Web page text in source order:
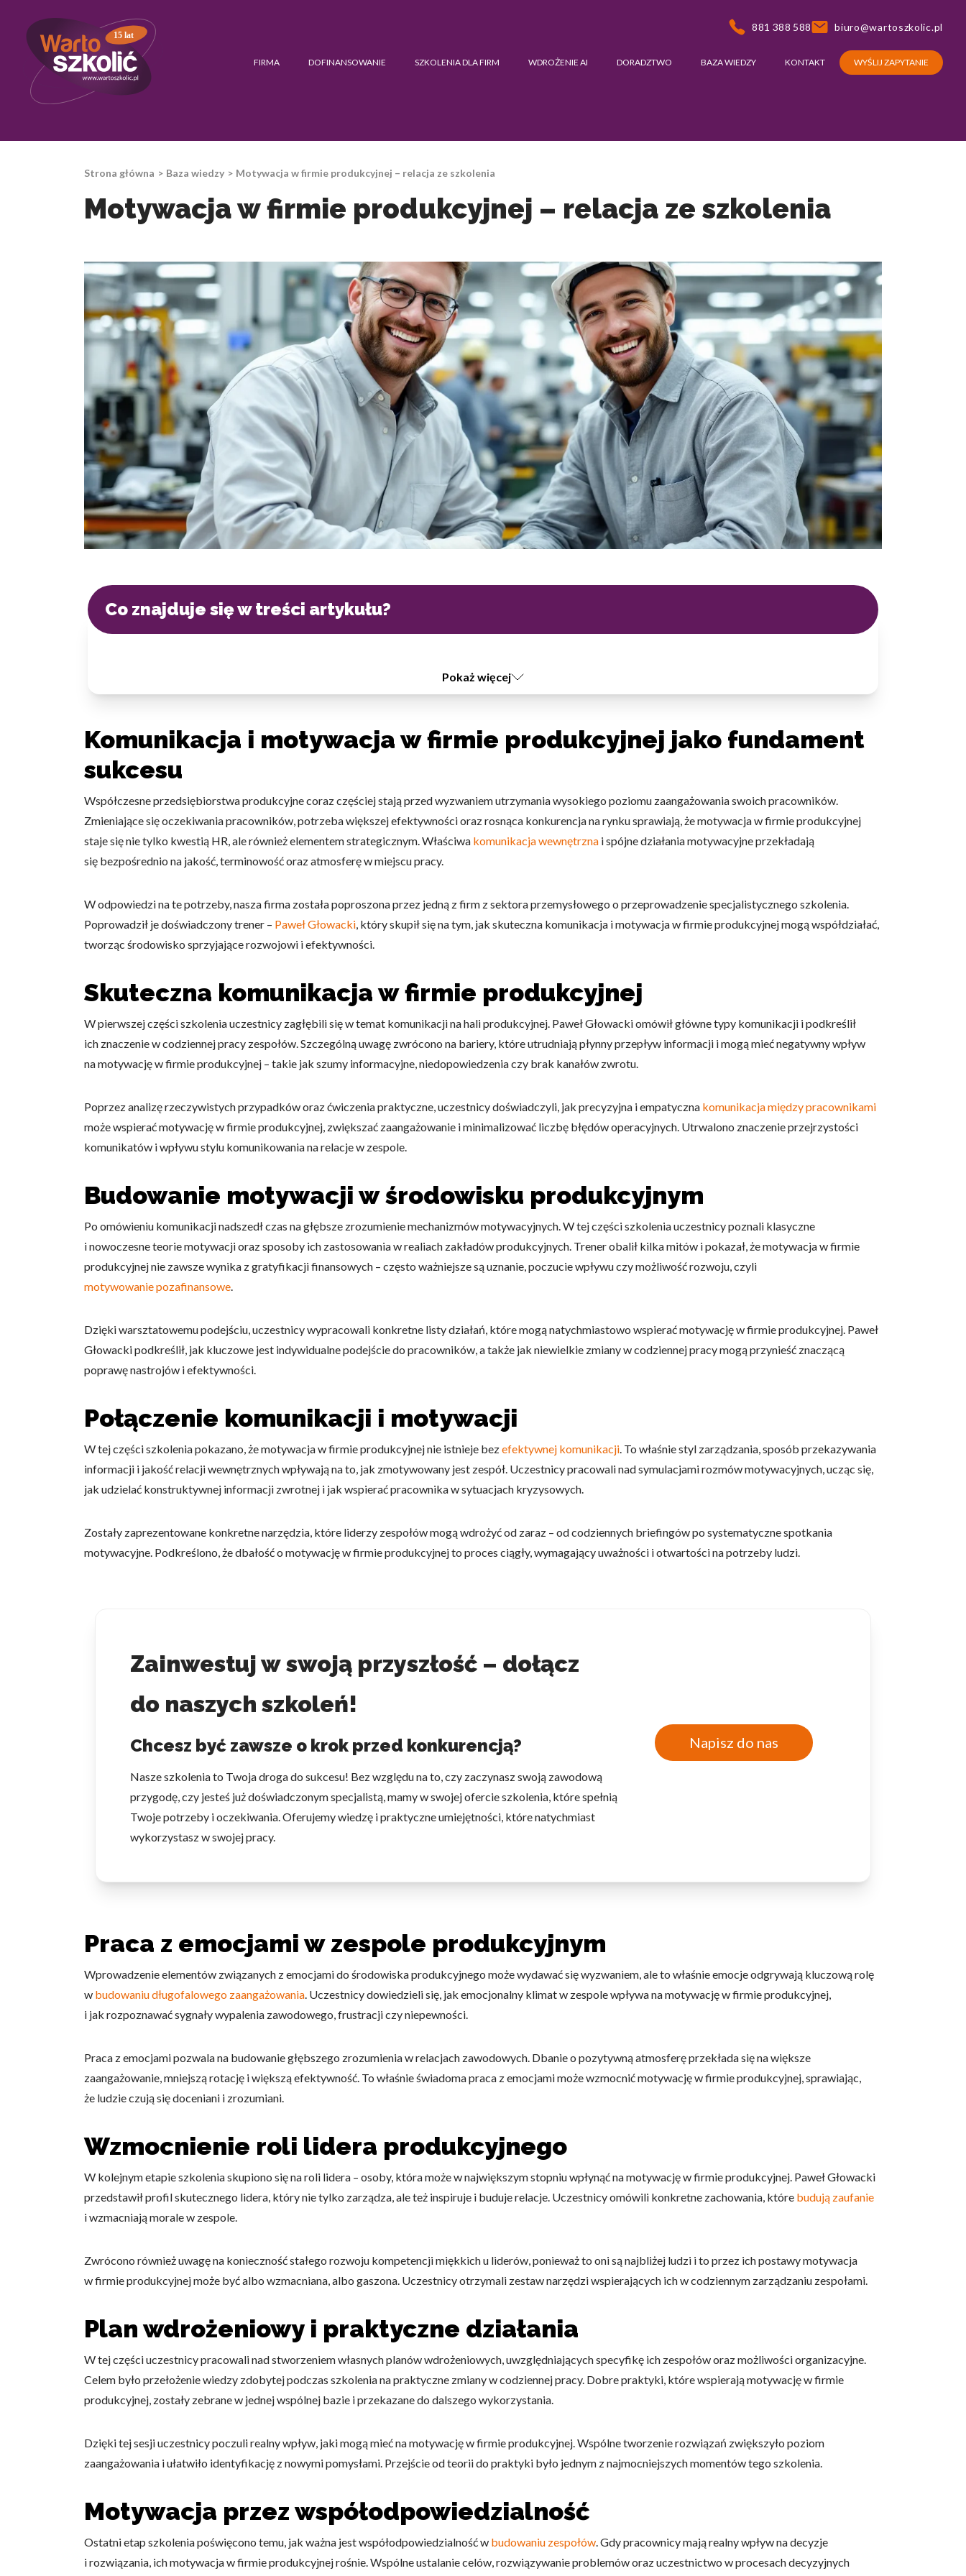
15 lat
881 388 588 biuro@wartoszkolic.pl
FIRMA DOFINANSOWANIE SZKOLENIA DLA FIRM WDROŻENIE AI DORADZTWO BAZA WIEDZY KONTAKT WYŚLIJ ZAPYTANIE
Strona główna Baza wiedzy Motywacja w firmie produkcyjnej – relacja ze szkolenia
Motywacja w firmie produkcyjnej – relacja ze szkolenia
Co znajduje się w treści artykułu?
Pokaż więcej
Komunikacja i motywacja w firmie produkcyjnej jako fundament
sukcesu
Współczesne przedsiębiorstwa produkcyjne coraz częściej stają przed wyzwaniem utrzymania wysokiego poziomu zaangażowania swoich pracowników.
Zmieniające się oczekiwania pracowników, potrzeba większej efektywności oraz rosnąca konkurencja na rynku sprawiają, że motywacja w firmie produkcyjnej
staje się nie tylko kwestią HR, ale również elementem strategicznym. Właściwa komunikacja wewnętrzna i spójne działania motywacyjne przekładają
się bezpośrednio na jakość, terminowość oraz atmosferę w miejscu pracy.
W odpowiedzi na te potrzeby, nasza firma została poproszona przez jedną z firm z sektora przemysłowego o przeprowadzenie specjalistycznego szkolenia.
Poprowadził je doświadczony trener – Paweł Głowacki, który skupił się na tym, jak skuteczna komunikacja i motywacja w firmie produkcyjnej mogą współdziałać,
tworząc środowisko sprzyjające rozwojowi i efektywności.
Skuteczna komunikacja w firmie produkcyjnej
W pierwszej części szkolenia uczestnicy zagłębili się w temat komunikacji na hali produkcyjnej. Paweł Głowacki omówił główne typy komunikacji i podkreślił
ich znaczenie w codziennej pracy zespołów. Szczególną uwagę zwrócono na bariery, które utrudniają płynny przepływ informacji i mogą mieć negatywny wpływ
na motywację w firmie produkcyjnej – takie jak szumy informacyjne, niedopowiedzenia czy brak kanałów zwrotu.
Poprzez analizę rzeczywistych przypadków oraz ćwiczenia praktyczne, uczestnicy doświadczyli, jak precyzyjna i empatyczna komunikacja między pracownikami
może wspierać motywację w firmie produkcyjnej, zwiększać zaangażowanie i minimalizować liczbę błędów operacyjnych. Utrwalono znaczenie przejrzystości
komunikatów i wpływu stylu komunikowania na relacje w zespole.
Budowanie motywacji w środowisku produkcyjnym
Po omówieniu komunikacji nadszedł czas na głębsze zrozumienie mechanizmów motywacyjnych. W tej części szkolenia uczestnicy poznali klasyczne
i nowoczesne teorie motywacji oraz sposoby ich zastosowania w realiach zakładów produkcyjnych. Trener obalił kilka mitów i pokazał, że motywacja w firmie
produkcyjnej nie zawsze wynika z gratyfikacji finansowych – często ważniejsze są uznanie, poczucie wpływu czy możliwość rozwoju, czyli
motywowanie pozafinansowe.
Dzięki warsztatowemu podejściu, uczestnicy wypracowali konkretne listy działań, które mogą natychmiastowo wspierać motywację w firmie produkcyjnej. Paweł
Głowacki podkreślił, jak kluczowe jest indywidualne podejście do pracowników, a także jak niewielkie zmiany w codziennej pracy mogą przynieść znaczącą
poprawę nastrojów i efektywności.
Połączenie komunikacji i motywacji
W tej części szkolenia pokazano, że motywacja w firmie produkcyjnej nie istnieje bezefektywnej komunikacji. To właśnie styl zarządzania, sposób przekazywania
informacji i jakość relacji wewnętrznych wpływają na to, jak zmotywowany jest zespół. Uczestnicy pracowali nad symulacjami rozmów motywacyjnych, ucząc się,
jak udzielać konstruktywnej informacji zwrotnej i jak wspierać pracownika w sytuacjach kryzysowych.
Zostały zaprezentowane konkretne narzędzia, które liderzy zespołów mogą wdrożyć od zaraz – od codziennych briefingów po systematyczne spotkania
motywacyjne. Podkreślono, że dbałość o motywację w firmie produkcyjnej to proces ciągły, wymagający uważności i otwartości na potrzeby ludzi.
Zainwestuj w swoją przyszłość – dołącz
do naszych szkoleń!
Chcesz być zawsze o krok przed konkurencją?
Nasze szkolenia to Twoja droga do sukcesu! Bez względu na to, czy zaczynasz swoją zawodową
przygodę, czy jesteś już doświadczonym specjalistą, mamy w swojej ofercie szkolenia, które spełnią
Twoje potrzeby i oczekiwania. Oferujemy wiedzę i praktyczne umiejętności, które natychmiast
wykorzystasz w swojej pracy.
Napisz do nas
Praca z emocjami w zespole produkcyjnym
Wprowadzenie elementów związanych z emocjami do środowiska produkcyjnego może wydawać się wyzwaniem, ale to właśnie emocje odgrywają kluczową rolę
w budowaniu długofalowego zaangażowania. Uczestnicy dowiedzieli się, jak emocjonalny klimat w zespole wpływa na motywację w firmie produkcyjnej,
i jak rozpoznawać sygnały wypalenia zawodowego, frustracji czy niepewności.
Praca z emocjami pozwala na budowanie głębszego zrozumienia w relacjach zawodowych. Dbanie o pozytywną atmosferę przekłada się na większe
zaangażowanie, mniejszą rotację i większą efektywność. To właśnie świadoma praca z emocjami może wzmocnić motywację w firmie produkcyjnej, sprawiając,
że ludzie czują się doceniani i zrozumiani.
Wzmocnienie roli lidera produkcyjnego
W kolejnym etapie szkolenia skupiono się na roli lidera – osoby, która może w największym stopniu wpłynąć na motywację w firmie produkcyjnej. Paweł Głowacki
przedstawił profil skutecznego lidera, który nie tylko zarządza, ale też inspiruje i buduje relacje. Uczestnicy omówili konkretne zachowania, które budują zaufanie
i wzmacniają morale w zespole.
Zwrócono również uwagę na konieczność stałego rozwoju kompetencji miękkich u liderów, ponieważ to oni są najbliżej ludzi i to przez ich postawy motywacja
w firmie produkcyjnej może być albo wzmacniana, albo gaszona. Uczestnicy otrzymali zestaw narzędzi wspierających ich w codziennym zarządzaniu zespołami.
Plan wdrożeniowy i praktyczne działania
W tej części uczestnicy pracowali nad stworzeniem własnych planów wdrożeniowych, uwzględniających specyfikę ich zespołów oraz możliwości organizacyjne.
Celem było przełożenie wiedzy zdobytej podczas szkolenia na praktyczne zmiany w codziennej pracy. Dobre praktyki, które wspierają motywację w firmie
produkcyjnej, zostały zebrane w jednej wspólnej bazie i przekazane do dalszego wykorzystania.
Dzięki tej sesji uczestnicy poczuli realny wpływ, jaki mogą mieć na motywację w firmie produkcyjnej. Wspólne tworzenie rozwiązań zwiększyło poziom
zaangażowania i ułatwiło identyfikację z nowymi pomysłami. Przejście od teorii do praktyki było jednym z najmocniejszych momentów tego szkolenia.
Motywacja przez współodpowiedzialność
Ostatni etap szkolenia poświęcono temu, jak ważna jest współodpowiedzialność w budowaniu zespołów. Gdy pracownicy mają realny wpływ na decyzje
i rozwiązania, ich motywacja w firmie produkcyjnej rośnie. Wspólne ustalanie celów, rozwiązywanie problemów oraz uczestnictwo w procesach decyzyjnych
analitycznym. Partnerzy mogą połączyć te informacje z innymi danymi otrzymanymi od Ciebie lub uzyskanymi podczas korzystania
z ich usług.
Niezbędne
Niezbędne pliki cookie mają kluczowe znaczenie dla podstawowych funkcji witryny i witryna nie będzie działać w zamierzony
Preferencje
Statystyczne pliki cookie pomagają właścicielem stron internetowych zrozumieć, w jaki sposób różni użytkownicy zachowują się
na stronie, gromadząc i zgłaszając anonimowe informacje.
Marketing
Marketingowe pliki cookie stosowane są w celu śledzenia użytkowników na stronach internetowych. Celem jest wyświetlanie
reklam, które są istotne i interesujące dla poszczególnych użytkowników i tym samym bardziej cenne dla wydawców i
Nieklasyfikowane